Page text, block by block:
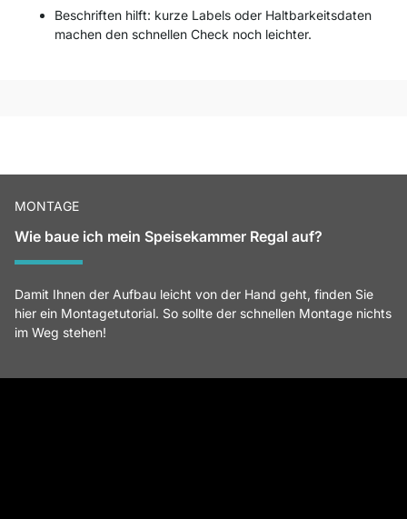
Beschriften hilft: kurze Labels oder Haltbarkeitsdaten
machen den schnellen Check noch leichter.
MONTAGE
Wie baue ich mein Speisekammer Regal auf?
Damit Ihnen der Aufbau leicht von der Hand geht, finden Sie
hier ein Montagetutorial. So sollte der schnellen Montage nichts
im Weg stehen!